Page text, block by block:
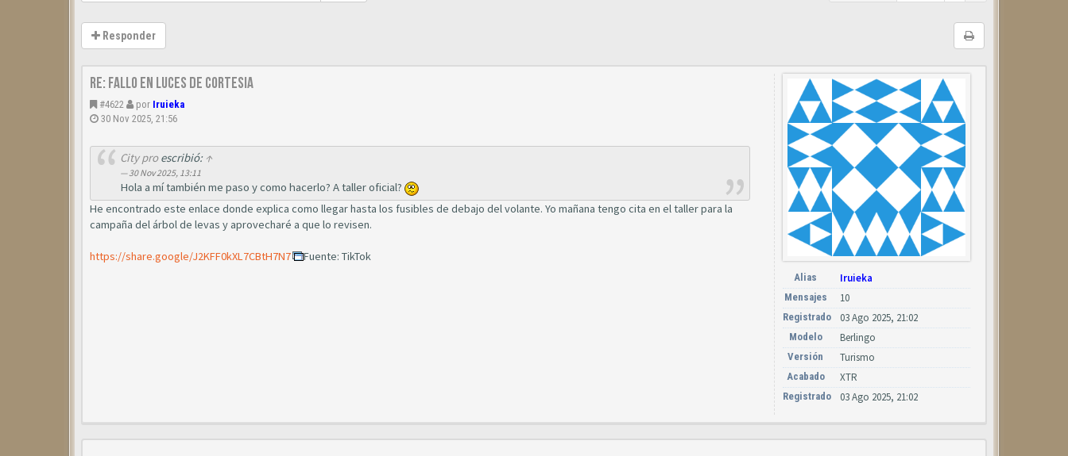
Responder
Re: Fallo en luces de cortesia
#4622 por Iruieka
30 Nov 2025, 21:56
City proescribió: ↑
30 Nov 2025, 13:11
Hola a mí también me paso y como hacerlo? A taller oficial?
He encontrado este enlace donde explica como llegar hasta los fusibles de debajo del volante. Yo mañana tengo cita en el taller para la
campaña del árbol de levas y aprovecharé a que lo revisen.
https://share.google/J2KFF0kXL7CBtH7N7 Fuente: TikTok
Alias Iruieka
Mensajes 10
Registrado 03 Ago 2025, 21:02
Modelo Berlingo
Versión Turismo
Acabado XTR
Registrado 03 Ago 2025, 21:02